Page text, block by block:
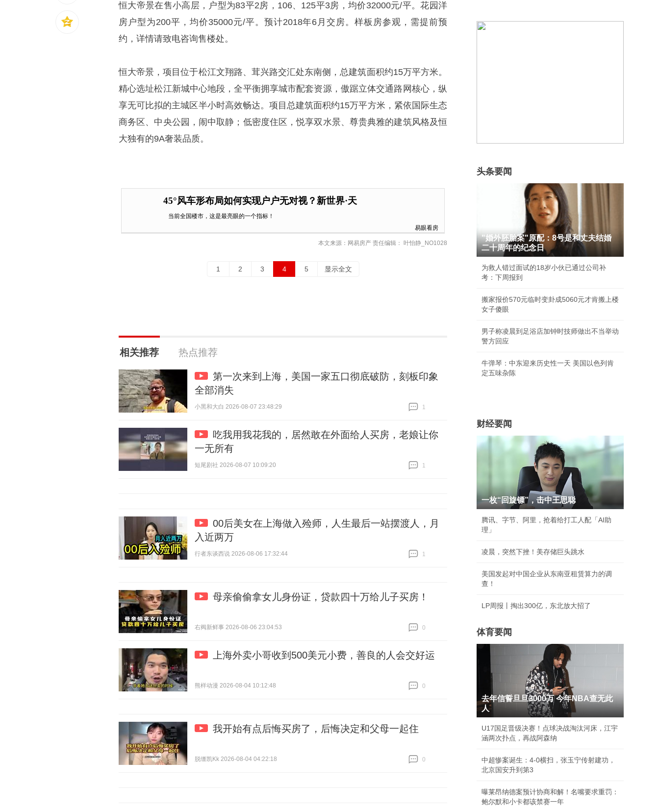
恒大帝景在售小高层，户型为83平2房，106、125平3房，均价32000元/平。花园洋
房户型为200平，均价35000元/平。预计2018年6月交房。样板房参观，需提前预
约，详情请致电咨询售楼处。
恒大帝景，项目位于松江文翔路、茸兴路交汇处东南侧，总建筑面积约15万平方米。
精心选址松江新城中心地段，全平衡拥享城市配套资源，傲踞立体交通路网核心，纵
享无可比拟的主城区半小时高效畅达。项目总建筑面积约15万平方米，紧依国际生态
商务区、中央公园，闹中取静；低密度住区，悦享双水景、尊贵典雅的建筑风格及恒
大独有的9A奢装品质。
45°风车形布局如何实现户户无对视？新世界·天
当前全国楼市，这是最亮眼的一个指标！
易眼看房
本文来源：网易房产 责任编辑： 叶怡静_NO1028
1 2 3 4 5 显示全文
相关推荐 热点推荐
第一次来到上海，美国一家五口彻底破防，刻板印象
全部消失
小黑和大白 2026-08-07 23:48:29
1
吃我用我花我的，居然敢在外面给人买房，老娘让你
一无所有
短尾剧社 2026-08-07 10:09:20
1
00后美女在上海做入殓师，人生最后一站摆渡人，月
入近两万
行者东谈西说 2026-08-06 17:32:44
1
母亲偷偷拿女儿身份证，贷款四十万给儿子买房！
右阀新鲜事 2026-08-06 23:04:53
0
上海外卖小哥收到500美元小费，善良的人会交好运
熊样动漫 2026-08-04 10:12:48
0
我开始有点后悔买房了，后悔决定和父母一起住
脱缰凯Kk 2026-08-04 04:22:18
0
头条要闻
"婚外胚胎案"原配：8号是和丈夫结婚
二十周年的纪念日
为救人错过面试的18岁小伙已通过公司补
考：下周报到
搬家报价570元临时变卦成5060元才肯搬上楼
女子傻眼
男子称凌晨到足浴店加钟时技师做出不当举动
警方回应
牛弹琴：中东迎来历史性一天 美国以色列肯
定五味杂陈
财经要闻
一枚“回旋镖”，击中王思聪
腾讯、字节、阿里，抢着给打工人配「AI助
理」
凌晨，突然下挫！美存储巨头跳水
美国发起对中国企业从东南亚租赁算力的调
查！
LP周报丨掏出300亿，东北放大招了
体育要闻
去年信誓旦旦3000万 今年NBA查无此
人
U17国足晋级决赛！点球决战淘汰河床，江宇
涵两次扑点，再战阿森纳
中超惨案诞生：4-0横扫，张玉宁传射建功，
北京国安升到第3
曝莱昂纳德案预计协商和解！名嘴要求重罚：
鲍尔默和小卡都该禁赛一年